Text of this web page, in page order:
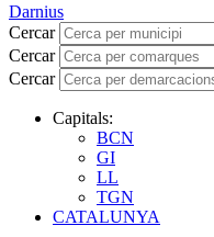
Darnius
Cercar
Cercar
Cercar
Capitals:
BCN
GI
LL
TGN
CATALUNYA